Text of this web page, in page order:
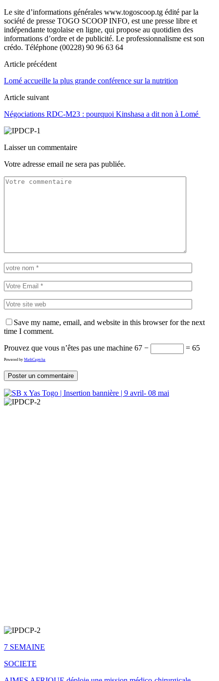
Le site d’informations générales www.togoscoop.tg édité par la
société de presse TOGO SCOOP INFO, est une presse libre et
indépendante togolaise en ligne, qui propose au quotidien des
informations d’ordre et de publicité. Le professionnalisme est son
crédo. Téléphone (00228) 90 96 63 64
Article précédent
Lomé accueille la plus grande conférence sur la nutrition
Article suivant
Négociations RDC-M23 : pourquoi Kinshasa a dit non à Lomé
Laisser un commentaire
Votre adresse email ne sera pas publiée.
Save my name, email, and website in this browser for the next
time I comment.
Prouvez que vous n’êtes pas une machine 67 − = 65
Powered by MathCaptcha
7 SEMAINE
SOCIETE